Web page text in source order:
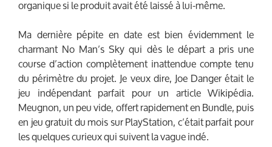
organique si le produit avait été laissé à lui-même.
Ma dernière pépite en date est bien évidemment le
charmant No Man’s Sky qui dès le départ a pris une
course d’action complètement inattendue compte tenu
du périmètre du projet. Je veux dire, Joe Danger était le
jeu indépendant parfait pour un article Wikipédia.
Meugnon, un peu vide, offert rapidement en Bundle, puis
en jeu gratuit du mois sur PlayStation, c’était parfait pour
les quelques curieux qui suivent la vague indé.